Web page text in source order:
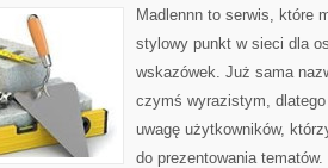
Madlennn to serwis, które
stylowy punkt w sieci dla
wskazówek. Już sama
czymś wyrazistym,
uwagę użytkowników,
do prezentowania